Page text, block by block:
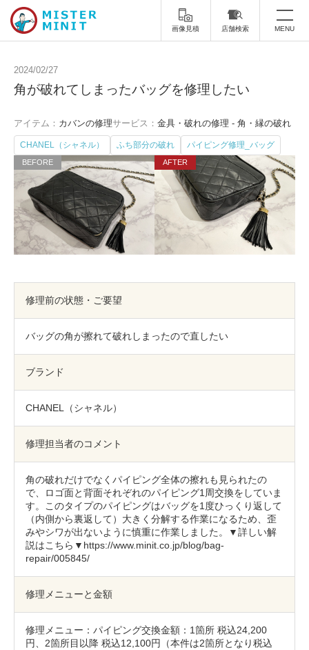
画像見積 店舗検索 MENU
ミスターミニットについて
修理サービス・料金
スーツケース修理 靴修理
スニーカー修理 靴磨き
カバンの修理 時計修理・電池交換
傘修理 合鍵の作製
印鑑・はんこの作製 ダビング
店舗を探す
オンライン修理見積もりサービス（配送修理）
よくあるご質問
お問い合わせ
採用情報
CLOSE
2024/02/27
角が破れてしまったバッグを修理したい
アイテム： カバンの修理サービス： 金具・破れの修理 - 角・縁の破れ
CHANEL（シャネル） ふち部分の破れ パイピング修理_バッグ
修理前の状態・ご要望
バッグの角が擦れて破れしまったので直したい
ブランド
CHANEL（シャネル）
修理担当者のコメント
角の破れだけでなくパイピング全体の擦れも見られたの
で、ロゴ面と背面それぞれのパイピング1周交換をしていま
す。このタイプのパイピングはバッグを1度ひっくり返して
（内側から裏返して）大きく分解する作業になるため、歪
みやシワが出ないように慎重に作業しました。▼詳しい解
説はこちら▼https://www.minit.co.jp/blog/bag-
repair/005845/
修理メニューと金額
修理メニュー：パイピング交換金額：1箇所 税込24,200
円、2箇所目以降 税込12,100円（本件は2箇所となり税込